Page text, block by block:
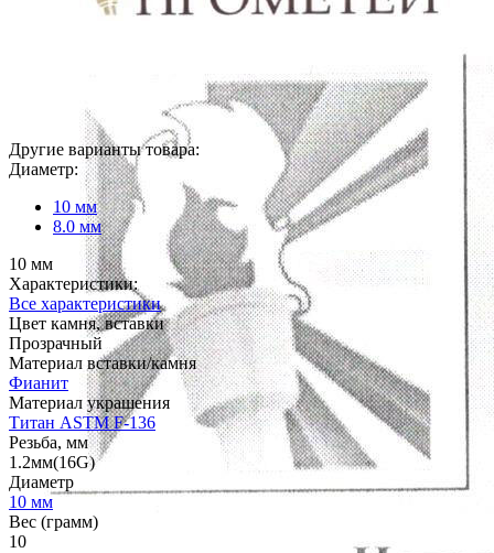
Другие варианты товара:
Диаметр:
10 мм
8.0 мм
10 мм
Характеристики:
Все характеристики
Цвет камня, вставки
Прозрачный
Материал вставки/камня
Фианит
Материал украшения
Титан ASTM F-136
Резьба, мм
1.2мм(16G)
Диаметр
10 мм
Вес (грамм)
10